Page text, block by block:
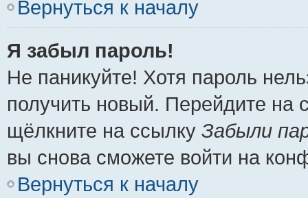
Вернуться к началу
Я забыл пароль!
Не паникуйте! Хотя пароль
получить новый. Перейдите на
щёлкните на ссылку Забыли
вы снова сможете войти на
Вернуться к началу